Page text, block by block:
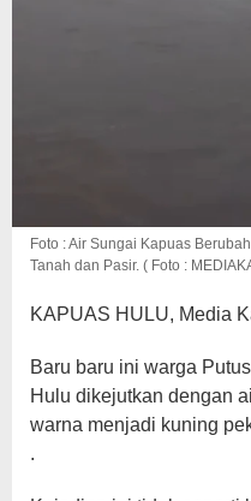
Foto : Air Sungai Kapuas
Tanah dan Pasir. ( Foto :
KAPUAS HULU, Media
Baru baru ini warga
Hulu dikejutkan dengan
warna menjadi kuning
.